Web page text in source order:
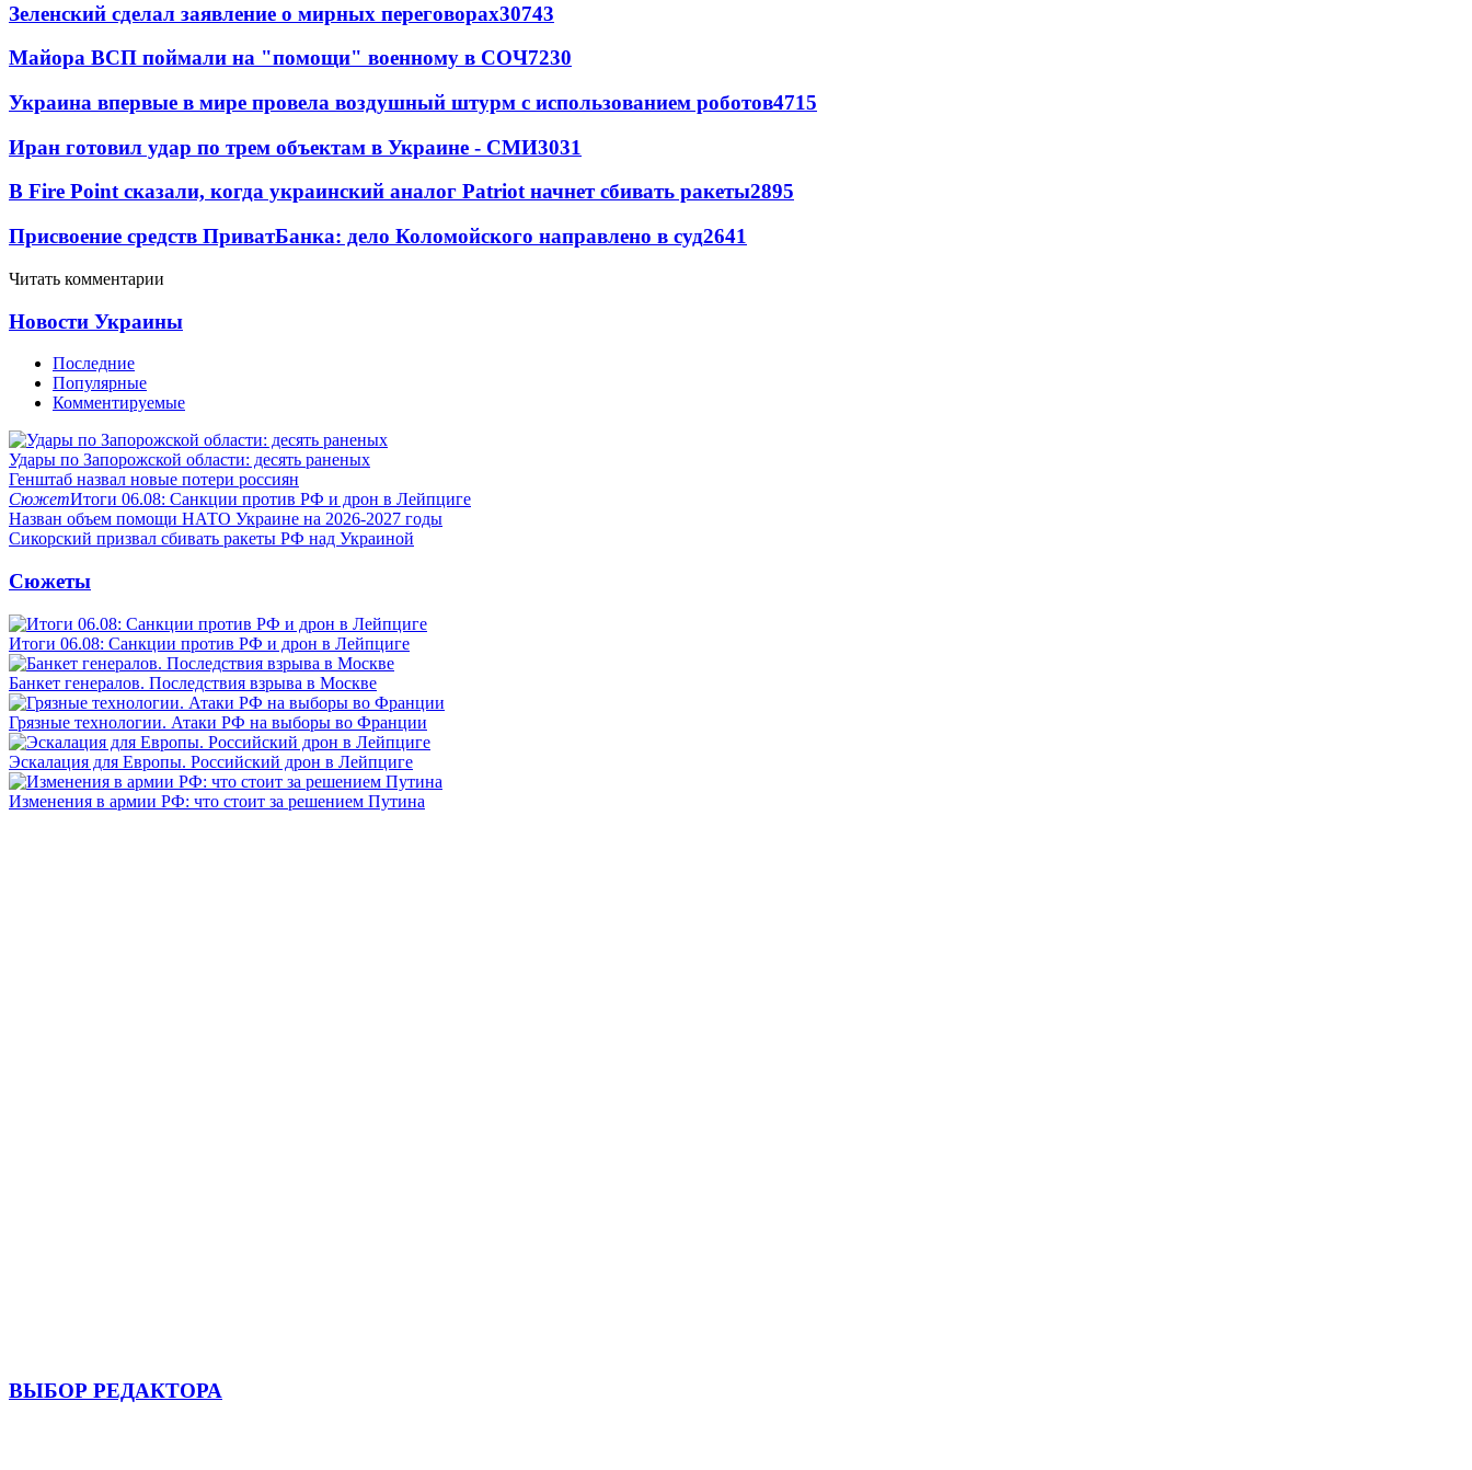
Зеленский сделал заявление о мирных переговорах30743
Майора ВСП поймали на "помощи" военному в СОЧ7230
Украина впервые в мире провела воздушный штурм с использованием роботов4715
Иран готовил удар по трем объектам в Украине - СМИ3031
В Fire Point сказали, когда украинский аналог Patriot начнет сбивать ракеты2895
Присвоение средств ПриватБанка: дело Коломойского направлено в суд2641
Читать комментарии
Новости Украины
Последние
Популярные
Комментируемые
Удары по Запорожской области: десять раненых
Генштаб назвал новые потери россиян
СюжетИтоги 06.08: Санкции против РФ и дрон в Лейпциге
Назван объем помощи НАТО Украине на 2026-2027 годы
Сикорский призвал сбивать ракеты РФ над Украиной
Сюжеты
Итоги 06.08: Санкции против РФ и дрон в Лейпциге
Банкет генералов. Последствия взрыва в Москве
Грязные технологии. Атаки РФ на выборы во Франции
Эскалация для Европы. Российский дрон в Лейпциге
Изменения в армии РФ: что стоит за решением Путина
ВЫБОР РЕДАКТОРА